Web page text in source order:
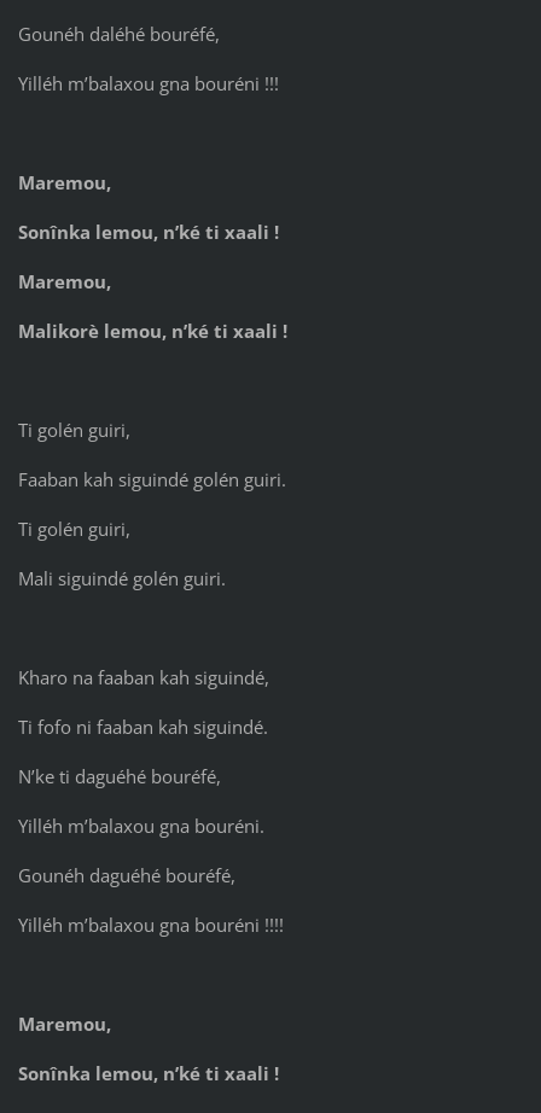
Gounéh daléhé bouréfé,
Yilléh m’balaxou gna bouréni !!!
Maremou,
Sonînka lemou, n’ké ti xaali !
Maremou,
Malikorè lemou, n’ké ti xaali !
Ti golén guiri,
Faaban kah siguindé golén guiri.
Ti golén guiri,
Mali siguindé golén guiri.
Kharo na faaban kah siguindé,
Ti fofo ni faaban kah siguindé.
N’ke ti daguéhé bouréfé,
Yilléh m’balaxou gna bouréni.
Gounéh daguéhé bouréfé,
Yilléh m’balaxou gna bouréni !!!!
Maremou,
Sonînka lemou, n’ké ti xaali !